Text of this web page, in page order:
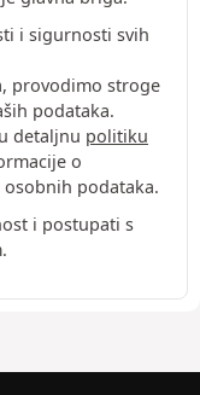
i sigurnosti svih
provodimo stroge
podataka.
detaljnu politiku
o
podataka.
i postupati s